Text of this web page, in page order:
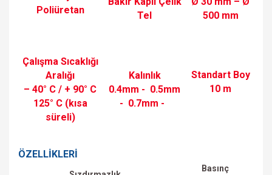
Poliüretan
Tel
500 mm
Çalışma Sıcaklığı
Aralığı
– 40° C / + 90° C
125° C (kısa
süreli)
Kalınlık
0.4mm - 0.5mm
- 0.7mm -
Standart Boy
10 m
ÖZELLİKLERİ
Basınç